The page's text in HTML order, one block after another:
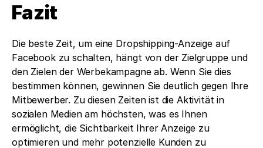
Fazit
Die beste Zeit, um eine Dropshipping-Anzeige auf
Facebook zu schalten, hängt von der Zielgruppe und
den Zielen der Werbekampagne ab. Wenn Sie dies
bestimmen können, gewinnen Sie deutlich gegen Ihre
Mitbewerber. Zu diesen Zeiten ist die Aktivität in
sozialen Medien am höchsten, was es Ihnen
ermöglicht, die Sichtbarkeit Ihrer Anzeige zu
optimieren und mehr potenzielle Kunden zu